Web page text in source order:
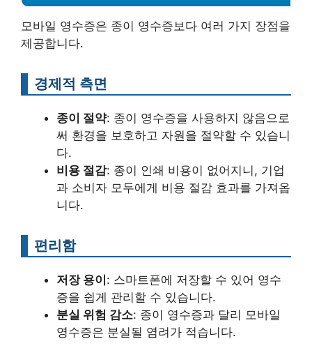
모바일 영수증은 종이 영수증보다 여러 가지 장점을
제공합니다.
경제적 측면
종이 절약: 종이 영수증을 사용하지 않음으로
써 환경을 보호하고 자원을 절약할 수 있습니
다.
비용 절감: 종이 인쇄 비용이 없어지니, 기업
과 소비자 모두에게 비용 절감 효과를 가져옵
니다.
편리함
저장 용이: 스마트폰에 저장할 수 있어 영수
증을 쉽게 관리할 수 있습니다.
분실 위험 감소: 종이 영수증과 달리 모바일
영수증은 분실될 염려가 적습니다.